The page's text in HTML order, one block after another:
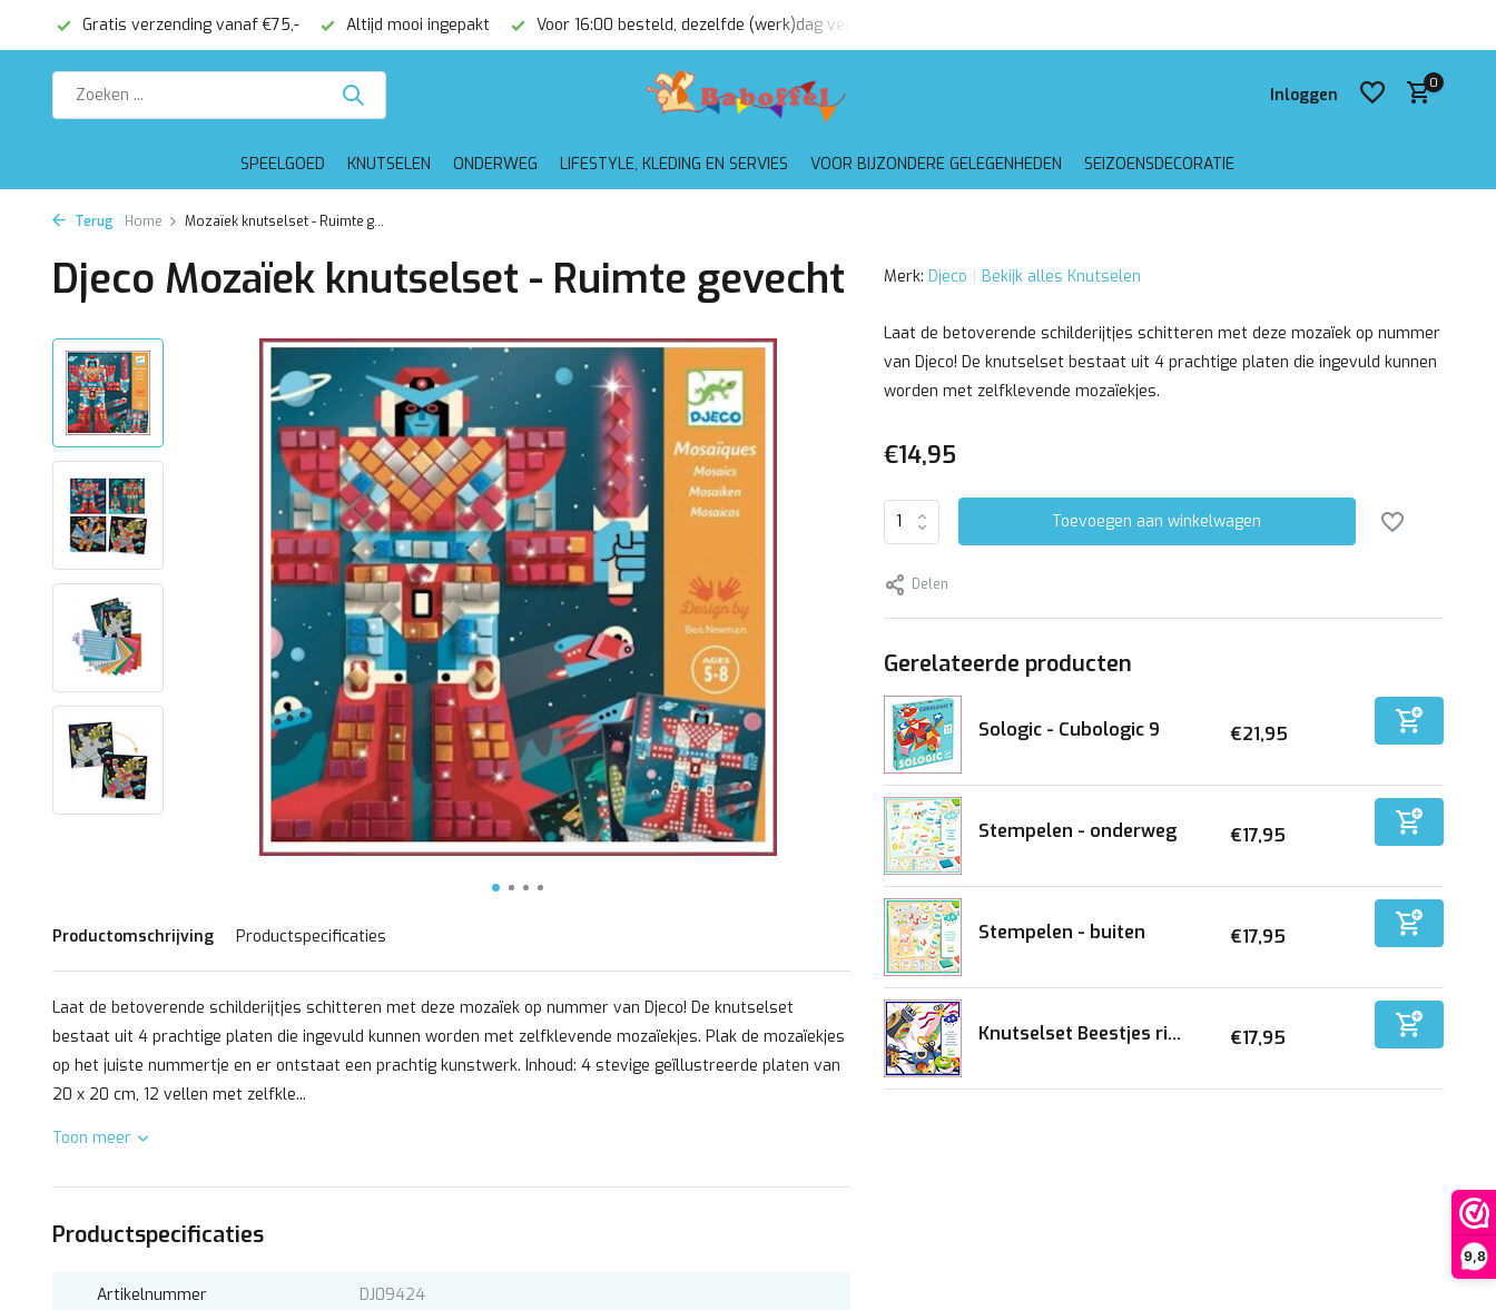
9,8
Gratis verzending vanaf €75,- Altijd mooi ingepakt Voor 16:00 besteld, dezelfde (werk)dag verzonden
Inloggen
0
SPEELGOED KNUTSELEN ONDERWEG LIFESTYLE, KLEDING EN SERVIES VOOR BIJZONDERE GELEGENHEDEN SEIZOENSDECORATIE
Terug Home Mozaïek knutselset - Ruimte g...
Djeco Mozaïek knutselset - Ruimte gevecht
Productomschrijving Productspecificaties
Laat de betoverende schilderijtjes schitteren met deze mozaïek op nummer van Djeco! De knutselset
bestaat uit 4 prachtige platen die ingevuld kunnen worden met zelfklevende mozaïekjes. Plak de mozaïekjes
op het juiste nummertje en er ontstaat een prachtig kunstwerk. Inhoud: 4 stevige geïllustreerde platen van
20 x 20 cm, 12 vellen met zelfkle...
Toon meer
Productspecificaties
Artikelnummer DJ09424
Merk: Djeco Bekijk alles Knutselen
Laat de betoverende schilderijtjes schitteren met deze mozaïek op nummer
van Djeco! De knutselset bestaat uit 4 prachtige platen die ingevuld kunnen
worden met zelfklevende mozaïekjes.
€14,95
Toevoegen aan winkelwagen
Delen
Gerelateerde producten
Sologic - Cubologic 9 €21,95
Stempelen - onderweg €17,95
Stempelen - buiten €17,95
Knutselset Beestjes ri... €17,95